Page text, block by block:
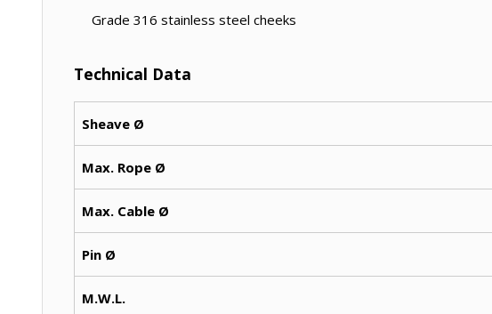
Grade 316 stainless steel cheeks
Technical Data
Sheave Ø
Max. Rope Ø
Max. Cable Ø
Pin Ø
M.W.L.